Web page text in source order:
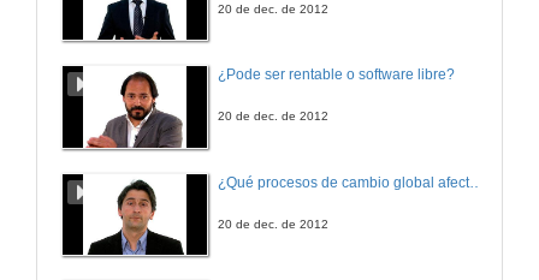
20 de dec. de 2012
¿Pode ser rentable o software libre?
20 de dec. de 2012
20 de dec. de 2012